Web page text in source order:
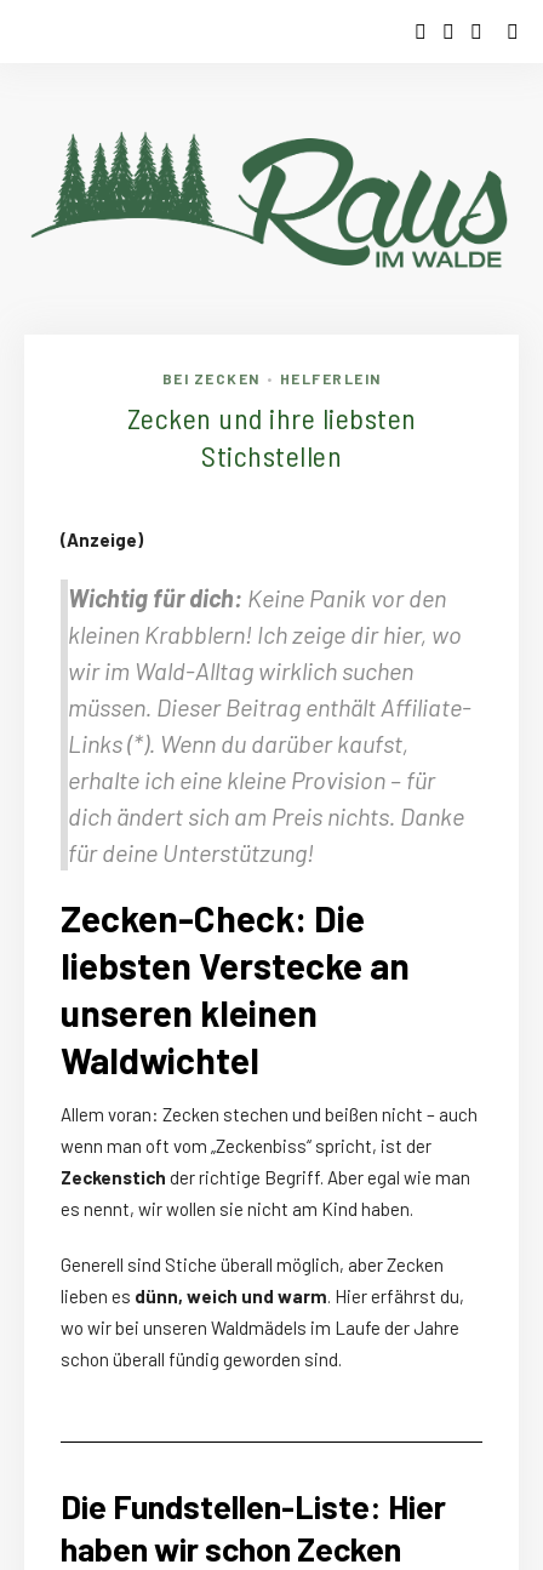
BEI ZECKEN • HELFERLEIN
Zecken und ihre liebsten
Stichstellen
(Anzeige)
Wichtig für dich: Keine Panik vor den
kleinen Krabblern! Ich zeige dir hier, wo
wir im Wald-Alltag wirklich suchen
müssen. Dieser Beitrag enthält Affiliate-
Links (*). Wenn du darüber kaufst,
erhalte ich eine kleine Provision – für
dich ändert sich am Preis nichts. Danke
für deine Unterstützung!
Zecken-Check: Die
liebsten Verstecke an
unseren kleinen
Waldwichtel
Allem voran: Zecken stechen und beißen nicht – auch
wenn man oft vom „Zeckenbiss“ spricht, ist der
Zeckenstich der richtige Begriff. Aber egal wie man
es nennt, wir wollen sie nicht am Kind haben.
Generell sind Stiche überall möglich, aber Zecken
lieben es dünn, weich und warm. Hier erfährst du,
wo wir bei unseren Waldmädels im Laufe der Jahre
schon überall fündig geworden sind.
Die Fundstellen-Liste: Hier
haben wir schon Zecken